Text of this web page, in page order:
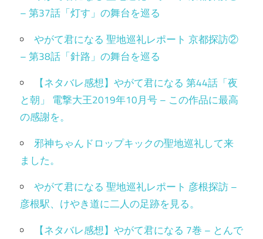
– 第37話「灯す」の舞台を巡る
やがて君になる 聖地巡礼レポート 京都探訪②
– 第38話「針路」の舞台を巡る
【ネタバレ感想】やがて君になる 第44話「夜
と朝」 電撃大王2019年10月号 – この作品に最高
の感謝を。
邪神ちゃんドロップキックの聖地巡礼して来
ました。
やがて君になる 聖地巡礼レポート 彦根探訪 –
彦根駅、けやき道に二人の足跡を見る。
【ネタバレ感想】やがて君になる 7巻 – とんで